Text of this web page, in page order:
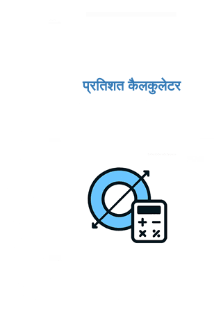
प्रतिशत कैलकुलेटर